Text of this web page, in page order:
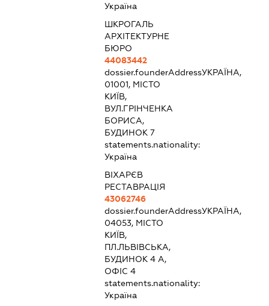
Україна
ШКРОГАЛЬ
АРХІТЕКТУРНЕ
БЮРО
44083442
dossier.founderAddressУКРАЇНА,
01001, МІСТО
КИЇВ,
ВУЛ.ГРІНЧЕНКА
БОРИСА,
БУДИНОК 7
statements.nationality:
Україна
ВІХАРЄВ
РЕСТАВРАЦІЯ
43062746
dossier.founderAddressУКРАЇНА,
04053, МІСТО
КИЇВ,
ПЛ.ЛЬВІВСЬКА,
БУДИНОК 4 А,
ОФІС 4
statements.nationality:
Україна